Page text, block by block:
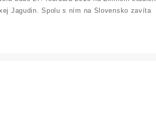
Jagudin. Spolu s ním na Slovensko